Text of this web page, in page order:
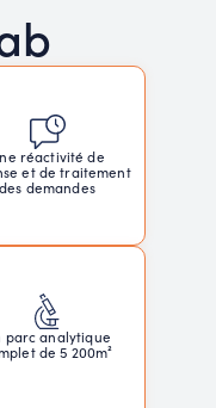
réactivité de
et de traitement
des demandes
parc analytique
de 5 200m²